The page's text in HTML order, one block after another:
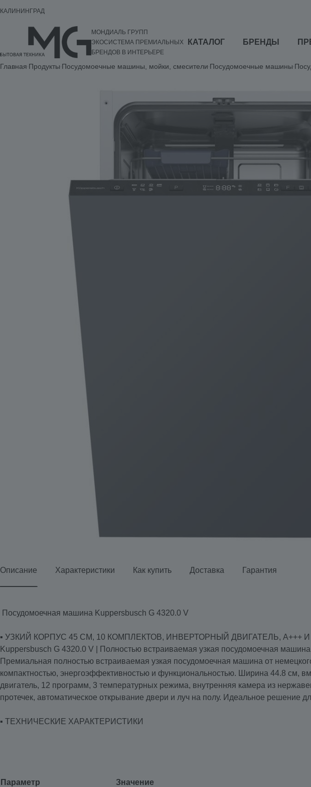
КАЛИНИНГРАД
МОНДИАЛЬ ГРУПП
ЭКОСИСТЕМА ПРЕМИАЛЬНЫХ
БРЕНДОВ В ИНТЕРЬЕРЕ
КАТАЛОГ БРЕНДЫ
Главная Продукты Посудомоечные машины, мойки, смесители Посудомоечные машины
Описание Характеристики Как купить Доставка Гарантия
Посудомоечная машина Kuppersbusch G 4320.0 V
▪️ УЗКИЙ КОРПУС 45 СМ, 10 КОМПЛЕКТОВ, ИНВЕРТОРНЫЙ ДВИГАТЕЛЬ,
Kuppersbusch G 4320.0 V | Полностью встраиваемая узкая посудомоечная
Премиальная полностью встраиваемая узкая посудомоечная машина от
компактностью, энергоэффективностью и функциональностью. Ширина 44.8 см,
двигатель, 12 программ, 3 температурных режима, внутренняя камера из
протечек, автоматическое открывание двери и луч на полу. Идеальное решение
▪️ ТЕХНИЧЕСКИЕ ХАРАКТЕРИСТИКИ
Параметр
Значение